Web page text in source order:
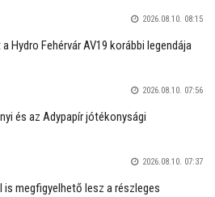
2026.08.10. 08:15
Hydro Fehérvár AV19 korábbi legendája
2026.08.10. 07:56
és az Adypapír jótékonysági
2026.08.10. 07:37
is megfigyelhető lesz a részleges